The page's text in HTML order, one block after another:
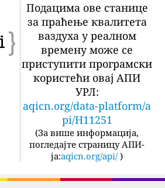
Подацима ове станице
за праћење квалитета
ваздуха у реалном
времену може се
приступити програмски
користећи овај АПИ
УРЛ:
aqicn.org/data-platform/a
pi/H11251
(За више информација,
погледајте страницу АПИ-
ја:aqicn.org/api/ )